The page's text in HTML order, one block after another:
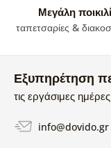
Μεγάλη
ταπετσαρίες &
Εξυπηρέτηση
τις εργάσιμες
info@dovido.gr